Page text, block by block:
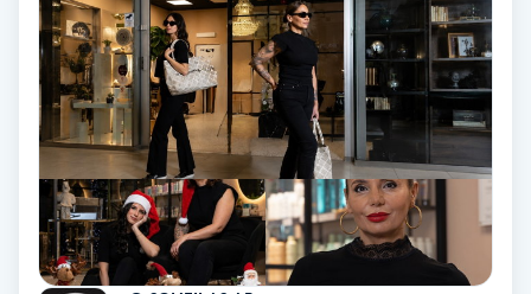
Hälsa
Hälsprickor
Idrottsmassage
IPL